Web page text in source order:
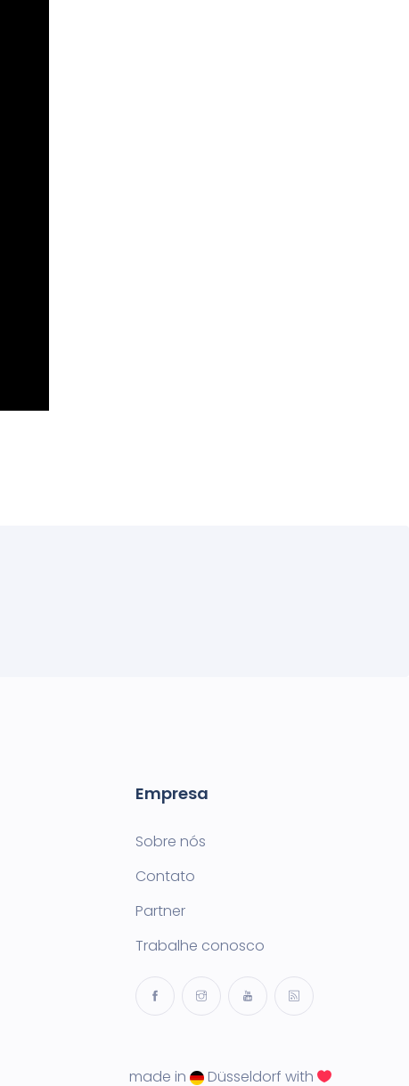
Empresa
Sobre nós
Contato
Partner
Trabalhe conosco
made in Düsseldorf with